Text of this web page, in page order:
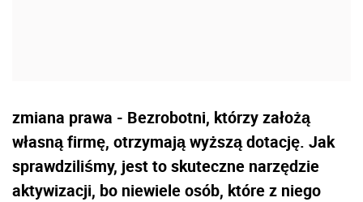
zmiana prawa - Bezrobotni, którzy założą
własną firmę, otrzymają wyższą dotację. Jak
sprawdziliśmy, jest to skuteczne narzędzie
aktywizacji, bo niewiele osób, które z niego